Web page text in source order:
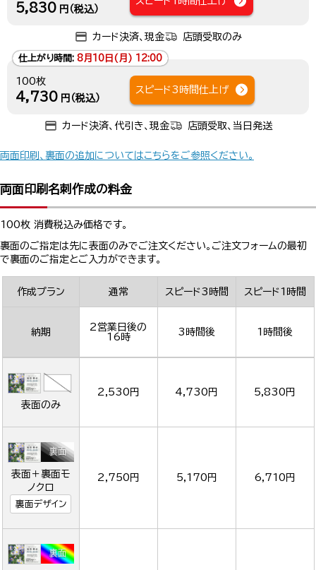
5,830 円（税込）
カード決済、現金 店頭受取のみ
仕上がり時間: 8月10日(月) 12:00
100枚
4,730 円（税込）
スピード3時間仕上げ
カード決済、代引き、現金 店頭受取、当日発送
両面印刷、裏面の追加についてはこちらをご参照ください。
両面印刷名刺作成の料金
100枚 消費税込み価格です。
裏面のご指定は先に表面のみでご注文ください。ご注文フォームの最初
で裏面のご指定とご入力ができます。
作成プラン 通常 スピード3時間 スピード1時間
納期
2営業日後の
16時
3時間後 1時間後
表面のみ
2,530円 4,730円 5,830円
表面＋裏面モ
ノクロ
裏面デザイン
2,750円 5,170円 6,710円